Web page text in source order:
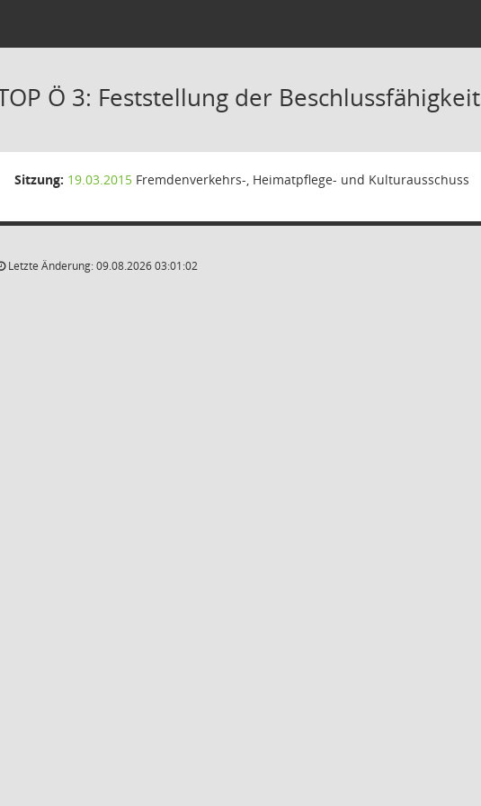
navigation
Ö 3: Feststellung der Beschlussfähigkeit
Sitzung: 19.03.2015 Fremdenverkehrs-, Heimatpflege- und Kulturausschuss
Letzte Änderung: 09.08.2026 03:01:02